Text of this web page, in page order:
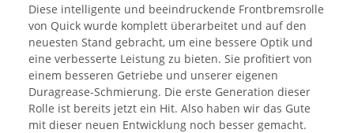
Diese intelligente und beeindruckende Frontbremsrolle
von Quick wurde komplett überarbeitet und auf den
neuesten Stand gebracht, um eine bessere Optik und
eine verbesserte Leistung zu bieten. Sie profitiert von
einem besseren Getriebe und unserer eigenen
Duragrease-Schmierung. Die erste Generation dieser
Rolle ist bereits jetzt ein Hit. Also haben wir das Gute
mit dieser neuen Entwicklung noch besser gemacht.